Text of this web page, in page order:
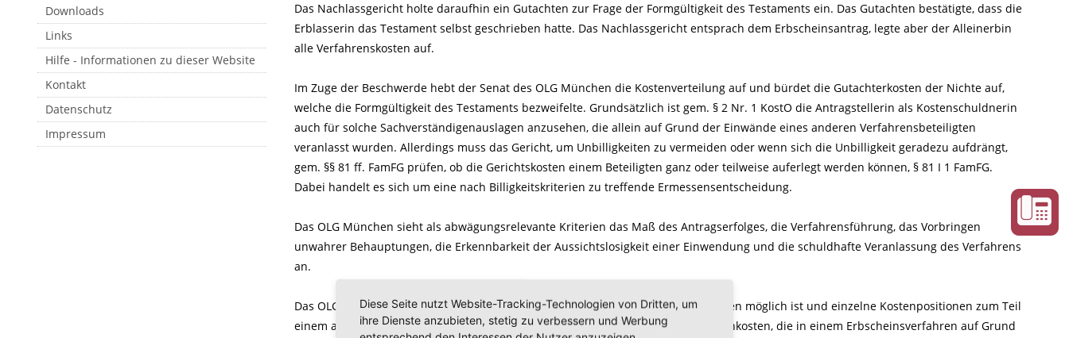
Downloads
Links
Hilfe - Informationen zu dieser Website
Kontakt
Datenschutz
Impressum
Das Nachlassgericht holte daraufhin ein Gutachten zur Frage der Formgültigkeit des Testaments ein. Das Gutachten bestätigte, dass die
Erblasserin das Testament selbst geschrieben hatte. Das Nachlassgericht entsprach dem Erbscheinsantrag, legte aber der Alleinerbin
alle Verfahrenskosten auf.
Im Zuge der Beschwerde hebt der Senat des OLG München die Kostenverteilung auf und bürdet die Gutachterkosten der Nichte auf,
welche die Formgültigkeit des Testaments bezweifelte. Grundsätzlich ist gem. § 2 Nr. 1 KostO die Antragstellerin als Kostenschuldnerin
auch für solche Sachverständigenauslagen anzusehen, die allein auf Grund der Einwände eines anderen Verfahrensbeteiligten
veranlasst wurden. Allerdings muss das Gericht, um Unbilligkeiten zu vermeiden oder wenn sich die Unbilligkeit geradezu aufdrängt,
gem. §§ 81 ff. FamFG prüfen, ob die Gerichtskosten einem Beteiligten ganz oder teilweise auferlegt werden können, § 81 I 1 FamFG.
Dabei handelt es sich um eine nach Billigkeitskriterien zu treffende Ermessensentscheidung.
Das OLG München sieht als abwägungsrelevante Kriterien das Maß des Antragserfolges, die Verfahrensführung, das Vorbringen
unwahrer Behauptungen, die Erkennbarkeit der Aussichtslosigkeit einer Einwendung und die schuldhafte Veranlassung des Verfahrens
an.
Das OLG leitet aus § 81 I 1 FamFG ab, dass eine Differenzierung nach Art der Kosten möglich ist und einzelne Kostenpositionen zum Teil
einem anderen Verfahrensbeteiligten auferlegt werden können. Sachverständigenkosten, die in einem Erbscheinsverfahren auf Grund
Diese Seite nutzt Website-Tracking-Technologien von Dritten, um
ihre Dienste anzubieten, stetig zu verbessern und Werbung